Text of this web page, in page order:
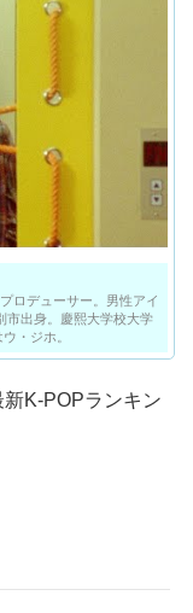
ロデューサー。男性アイ
市出身。慶熙大学校大学
・ジホ。
K-POPランキン